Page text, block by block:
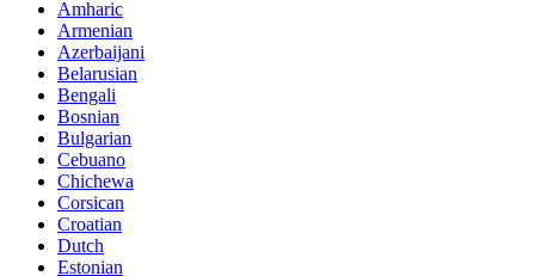
Amharic
Armenian
Azerbaijani
Belarusian
Bengali
Bosnian
Bulgarian
Cebuano
Chichewa
Corsican
Croatian
Dutch
Estonian